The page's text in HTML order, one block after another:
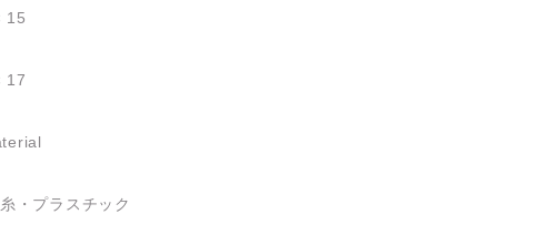
15
17
・プラスチック